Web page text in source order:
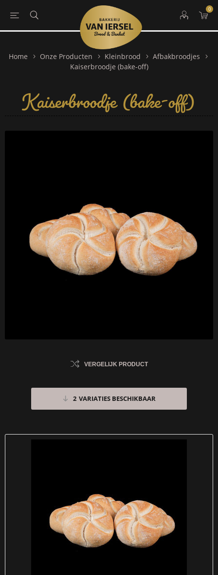
0
Home Onze Producten Kleinbrood
Afbakbroodjes
Kaiserbroodje (bake-off)
Kaiserbroodje (bake-off)
VERGELIJK PRODUCT
2 VARIATIES BESCHIKBAAR